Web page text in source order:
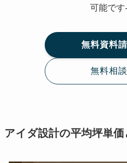
可能です
無料資料
無料相談
アイダ設計の平均坪単価